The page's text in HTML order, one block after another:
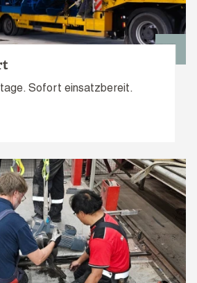
Sofort einsatzbereit.